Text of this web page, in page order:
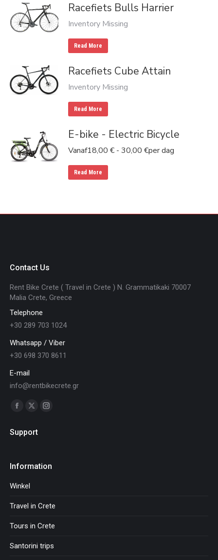
Racefiets Bulls Harrier
Inventory Missing
Read More
Racefiets Cube Attain
Inventory Missing
Read More
E-bike - Electric Bicycle
Vanaf18,00 € - 30,00 €per dag
Read More
Contact Us
Rent Bike Crete ( Travel in Crete ) N. Grammatikaki 70007
Malia Crete, Greece
Telephone
+30 289 703 1024
Whatsapp / Viber
+30 698 370 8611
E-mail
info@rentbikecrete.gr
Vind ons op:
Facebook
opens
new
X
opens
new
Instagram
Support
Information
Winkel
Travel in Crete
Tours in Crete
Santorini trips